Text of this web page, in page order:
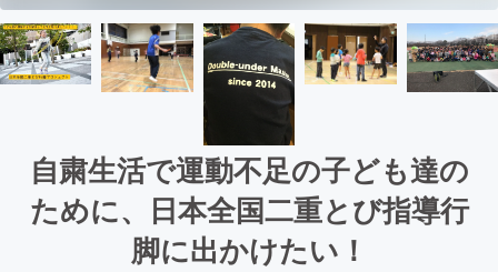
自粛生活で運動不足の子ども達の
ために、日本全国二重とび指導行
脚に出かけたい！